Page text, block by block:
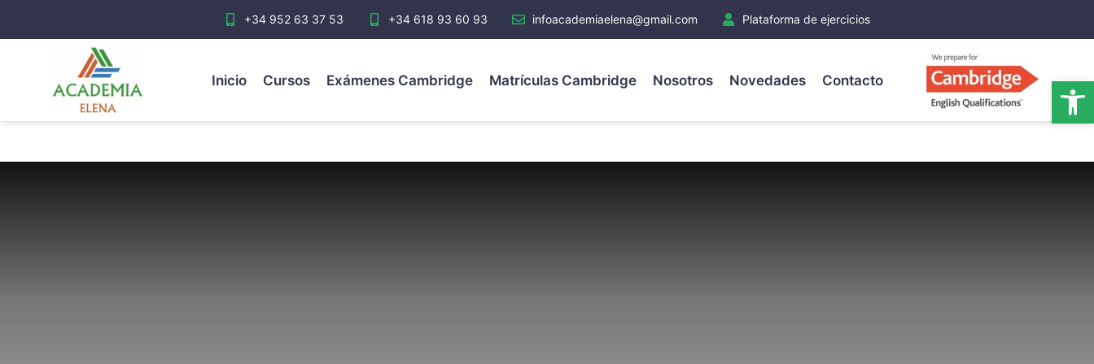
+34 952 63 37 53 +34 618 93 60 93 infoacademiaelena@gmail.com Plataforma de ejercicios
Inicio Cursos Exámenes Cambridge Matrículas Cambridge Nosotros Novedades Contacto